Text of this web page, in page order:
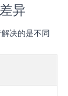
异
决的是不同